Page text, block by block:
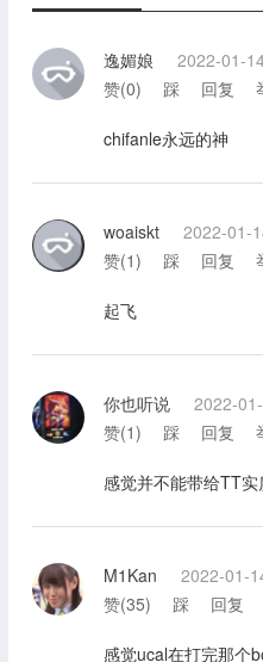
逸媚娘
2022-01-
赞(0) 踩 回复
chifanle永远的神
woaiskt
2022-01-
赞(1) 踩 回复
起飞
你也听说
2022-
赞(1) 踩 回复
感觉并不能带给TT
M1Kan
2022-01-
赞(35) 踩 回复
感觉ucal在打完那个